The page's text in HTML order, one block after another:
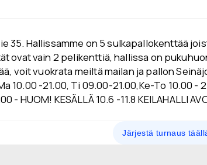
Hallissamme on 5 sulkapallokenttää
ovat vain 2 pelikenttiä, hallissa on
voit vuokrata meiltä mailan ja pallon
-21.00, Ti 09.00-21.00,Ke-To 10.00 -
HUOM! KESÄLLÄ 10.6 -11.8 KEILAHALLI
Järjestä turnaus